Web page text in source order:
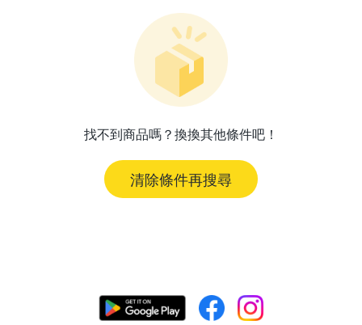
找不到商品嗎？換換其他條件吧！
清除條件再搜尋